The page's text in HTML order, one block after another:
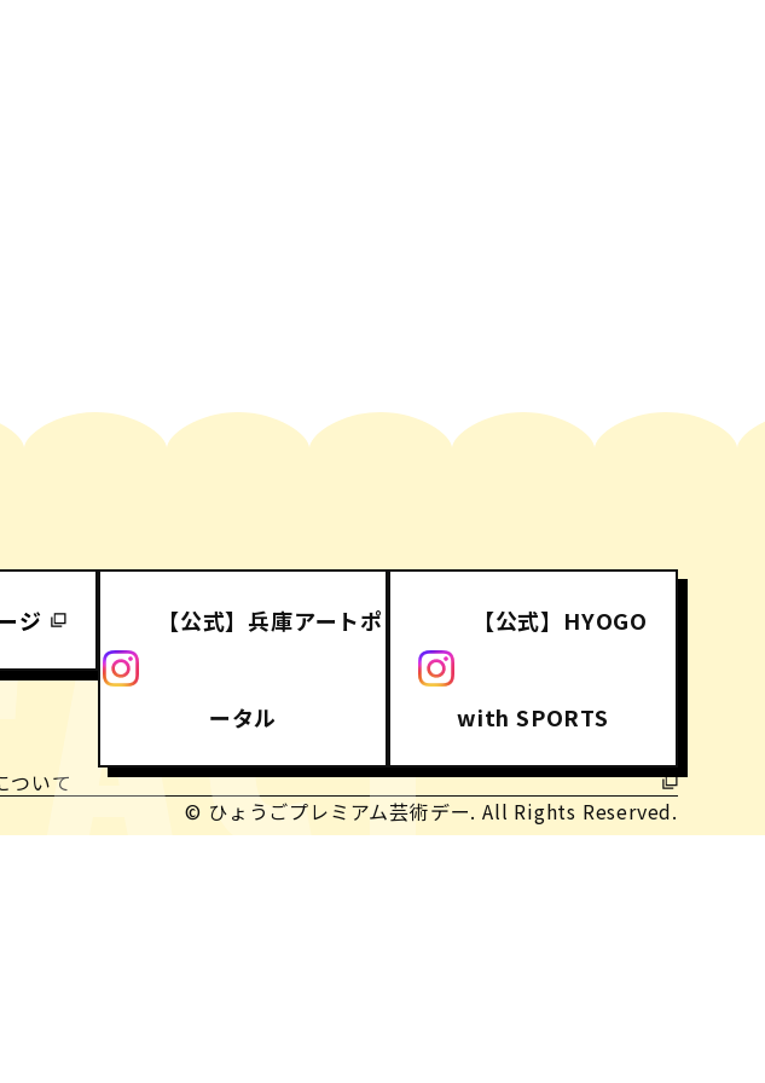
ジ 【公式】兵庫アートポ
ータル
【公式】HYOGO
with SPORTS
ついて
© ひょうごプレミアム芸術デー. All Rights Reserved.